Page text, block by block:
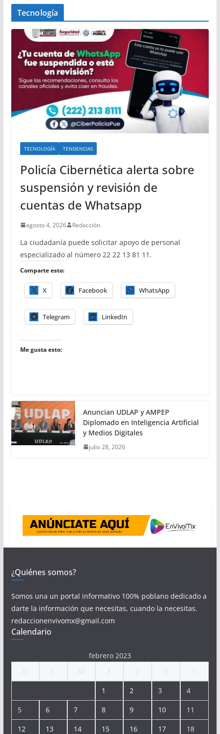
Tecnología
TECNOLOGÍA TENDENCIAS
Policía Cibernética alerta sobre
suspensión y revisión de
cuentas de Whatsapp
agosto 4, 2026 Redacción
La ciudadanía puede solicitar apoyo de personal
especializado al número 22 22 13 81 11.
Comparte esto:
X Facebook WhatsApp
Telegram LinkedIn
Me gusta esto:
Anuncian UDLAP y AMPEP
Diplomado en Inteligencia Artificial
y Medios Digitales
julio 28, 2026
¿Quiénes somos?
Somos una un portal informativo 100% poblano dedicado a
darte la información que necesitas, cuando la necesitas.
redaccionenvivomx@gmail.com
Calendario
febrero 2023
1 2 3 4
5 6 7 8 9 10 11
12 13 14 15 16 17 18